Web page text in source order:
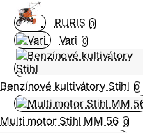
RURIS 0
Vari 0
Benzínové kultivátory Stihl 0
Multi motor Stihl MM 56 0